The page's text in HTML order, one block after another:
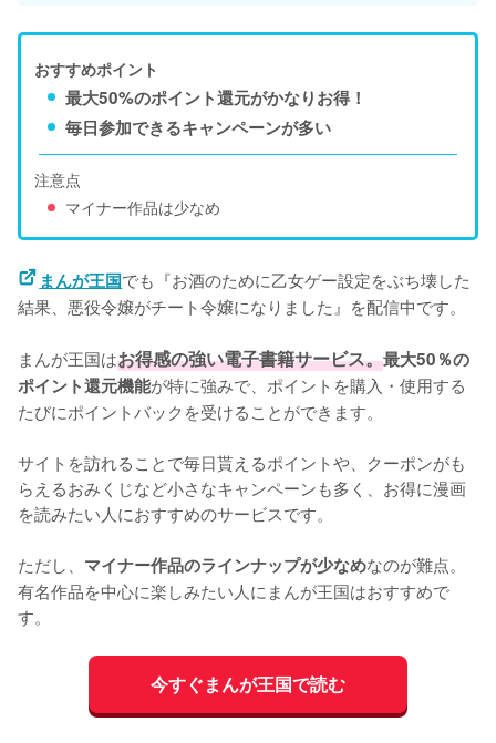
おすすめポイント
最大50%のポイント還元がかなりお得！
毎日参加できるキャンペーンが多い
注意点
マイナー作品は少なめ
まんが王国でも『お酒のために乙女ゲー設定をぶち壊した
結果、悪役令嬢がチート令嬢になりました』を配信中です。
まんが王国はお得感の強い電子書籍サービス。最大50％の
ポイント還元機能が特に強みで、ポイントを購入・使用する
たびにポイントバックを受けることができます。
サイトを訪れることで毎日貰えるポイントや、クーポンがも
らえるおみくじなど小さなキャンペーンも多く、お得に漫画
を読みたい人におすすめのサービスです。
ただし、 マイナー作品のラインナップが少なめなのが難点。
有名作品を中心に楽しみたい人にまんが王国はおすすめで
す。
今すぐまんが王国で読む